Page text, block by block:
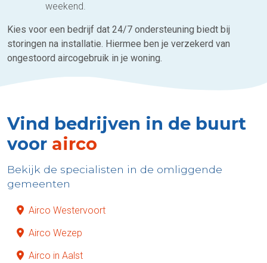
weekend.
Kies voor een bedrijf dat 24/7 ondersteuning biedt bij
storingen na installatie. Hiermee ben je verzekerd van
ongestoord aircogebruik in je woning.
Vind bedrijven in de buurt
voor airco
Bekijk de specialisten in de omliggende
gemeenten
Airco Westervoort
Airco Wezep
Airco in Aalst